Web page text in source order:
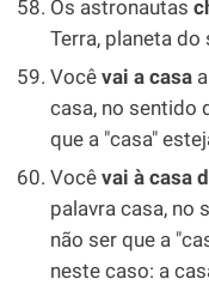
Os astronautas
Terra, planeta do
Você vai a casa
casa, no sentido
que a "casa"
Você vai à casa
palavra casa, no
não ser que a
neste caso: a